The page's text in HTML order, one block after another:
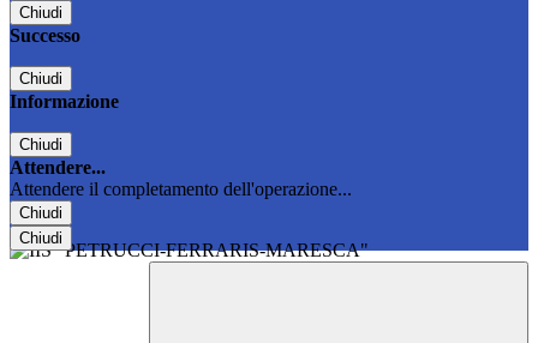
Chiudi
Successo
Chiudi
Informazione
Chiudi
Attendere...
Attendere il completamento dell'operazione...
Chiudi
Chiudi